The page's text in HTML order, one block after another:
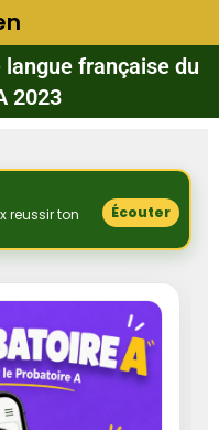
langue française du
2023
reussir ton
Écouter